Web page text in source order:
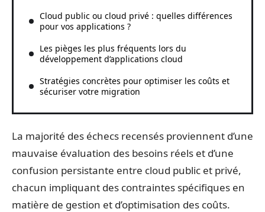
Cloud public ou cloud privé : quelles différences
pour vos applications ?
Les pièges les plus fréquents lors du
développement d’applications cloud
Stratégies concrètes pour optimiser les coûts et
sécuriser votre migration
La majorité des échecs recensés proviennent d’une
mauvaise évaluation des besoins réels et d’une
confusion persistante entre cloud public et privé,
chacun impliquant des contraintes spécifiques en
matière de gestion et d’optimisation des coûts.